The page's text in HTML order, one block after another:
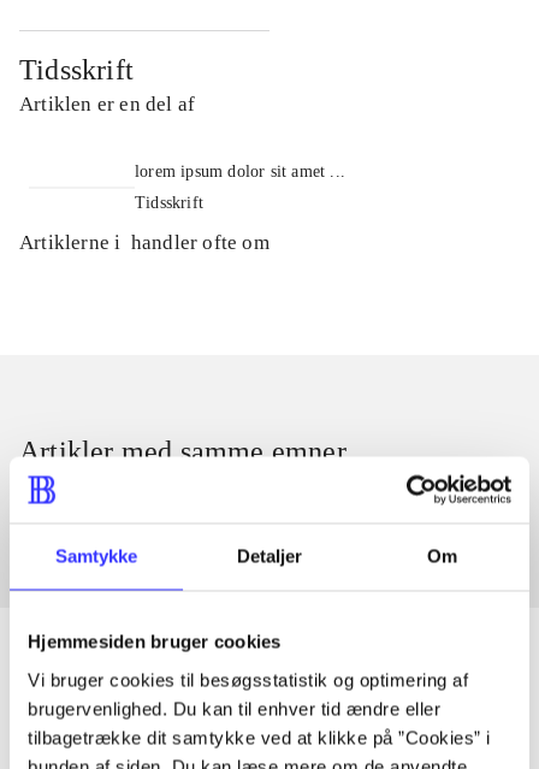
Samtykke Detaljer Om
Hjemmesiden bruger cookies
Vi bruger cookies til besøgsstatistik og optimering af
brugervenlighed. Du kan til enhver tid ændre eller
tilbagetrække dit samtykke ved at klikke på ”Cookies” i
Tidsskrift
Artiklen er en del af
lorem ipsum dolor sit amet ...
Tidsskrift
Artiklerne i handler ofte om
Artikler med samme emner
Fra
Artikler
Alle registrerede artikler fordelt på udgivelser